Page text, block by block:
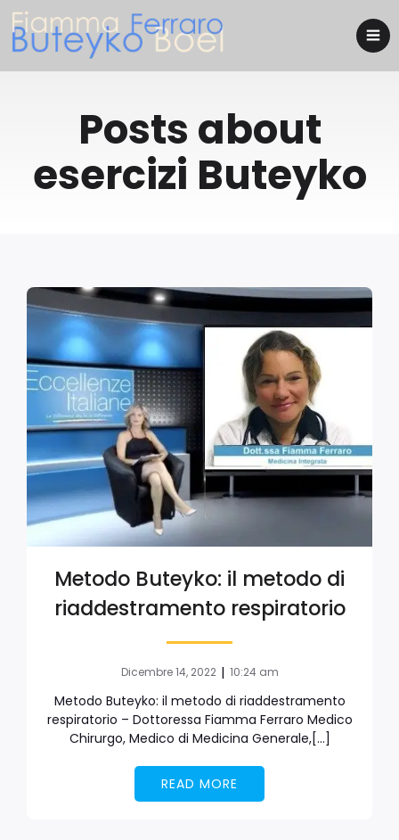
Posts about
esercizi Buteyko
Metodo Buteyko: il metodo di
riaddestramento respiratorio
Dicembre 14, 2022 | 10:24 am
Metodo Buteyko: il metodo di riaddestramento
respiratorio – Dottoressa Fiamma Ferraro Medico
Chirurgo, Medico di Medicina Generale,[…]
READ MORE